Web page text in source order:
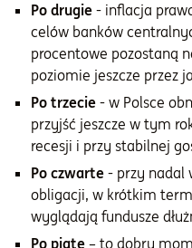
Po drugie - inflacja
celów banków
procentowe pozostaną
poziomie jeszcze przez
Po trzecie - w Polsce
przyjść jeszcze w tym
recesji i przy stabilnej
Po czwarte - przy nadal
obligacji, w krótkim
wyglądają fundusze
Po piąte – to dobry